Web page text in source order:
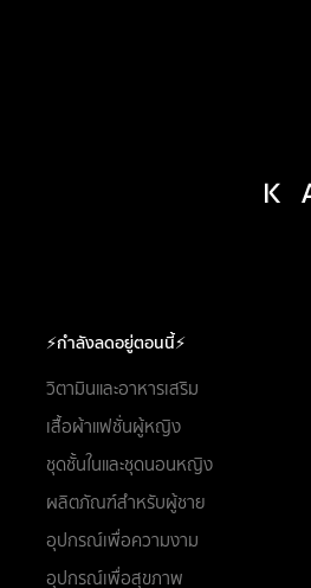
⚡กำลังลดอยู่ตอนนี้⚡
วิตามินและอาหารเสริม
เสื้อผ้าแฟชั่นผู้หญิง
ชุดชั้นในและชุดนอนหญิง
ผลิตภัณฑ์สำหรับผู้ชาย
อุปกรณ์เพื่อความงาม
อุปกรณ์เพื่อสุขภาพ